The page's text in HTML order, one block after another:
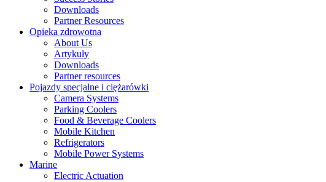
Downloads
Partner Resources
Opieka zdrowotna
About Us
Artykuły
Downloads
Partner resources
Pojazdy specjalne i ciężarówki
Camera Systems
Parking Coolers
Food & Beverage Coolers
Mobile Kitchen
Refrigerators
Mobile Power Systems
Marine
Electric Actuation